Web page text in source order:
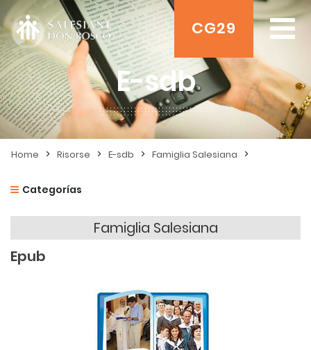
CG29
E-sdb
Home > Risorse > E-sdb > Famiglia Salesiana >
Categorías
Famiglia Salesiana
Epub